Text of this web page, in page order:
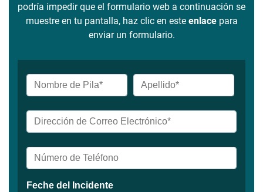
podría impedir que el formulario web a continuación se
muestre en tu pantalla, haz clic en este enlacepara
enviar un formulario.